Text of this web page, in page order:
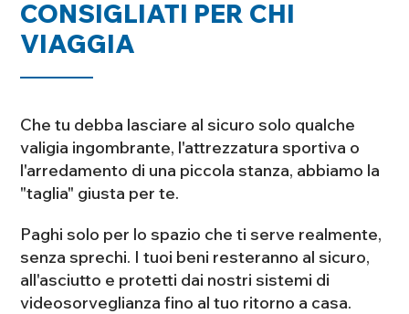
CONSIGLIATI PER CHI
VIAGGIA
Che tu debba lasciare al sicuro solo qualche
valigia ingombrante, l'attrezzatura sportiva o
l'arredamento di una piccola stanza, abbiamo la
"taglia" giusta per te.
Paghi solo per lo spazio che ti serve realmente,
senza sprechi. I tuoi beni resteranno al sicuro,
all'asciutto e protetti dai nostri sistemi di
videosorveglianza fino al tuo ritorno a casa.